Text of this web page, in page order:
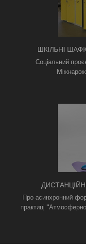
ШКІЛЬНІ
Соціальний
ТРИВОГАМИ ТА
ФОРМАТ
Про асинхронний
практиці